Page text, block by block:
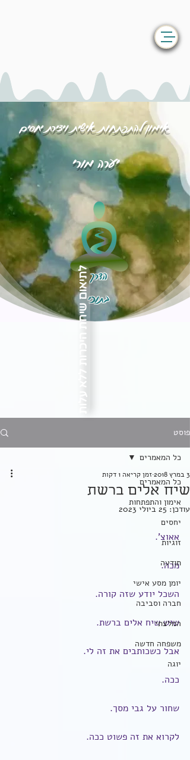
אימון להתפתחות אישית ויצירת יחסים
יערה מורי
הדרך
בתוכילתיאום שיחת היכרות ללא עלות
פוסט
כל המאמרים
אימון והתפתחות
יחסים
זוגיות
תודעה
יומן מסע אישי
חברה וסביבה
המלצתי
משפחה חדשה
יוגה
כל המאמרים
שיח אלים ברשת
3 במרץ 2018 זמן קריאה 1 דקות
עודכן: 25 ביולי 2023
אאוצ'.
מכה.
השכל יודע שזה קורה.
שיש שיח אלים ברשת.
אבל כשכותבים את זה לי.
ככה.
שחור על גבי מסך.
לקרוא את זה פשוט ככה.